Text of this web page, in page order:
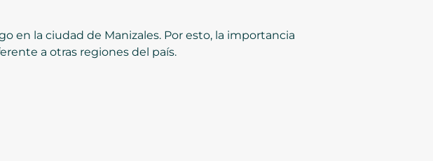
en la ciudad de Manizales. Por esto, la importancia
a otras regiones del país.